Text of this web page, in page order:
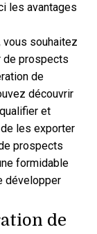
les avantages
vous souhaitez
de prospects
de
découvrir
et
les exporter
prospects
formidable
développer
de